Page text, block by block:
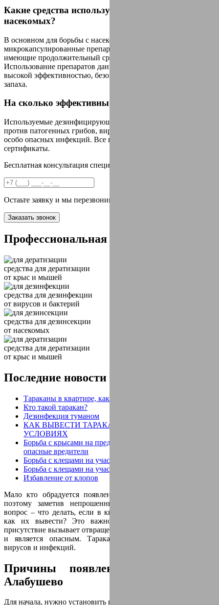
Какие средства используются для уничтожения
насекомых?
В основном для борьбы с насекомыми используются
микрокапсулированные препараты контактного действия,
имеющие продолжительный срок остаточного воздействия.
Использование препаратов данного типа обусловлено
высокой эффективностью, безопасностью и отсутствием
запаха.
На сколько эффективны применяемые средства?
Используемые дезинфицирующие средства эффективны
против патогенных грибов, вирусов, бактерий, возбудителей
особо опасных инфекций. Все препараты имеют необходимые
сертификаты.
Бесплатная консультация специалиста
Остаьте заявку и мы перезвоним вам в течении 2х минут
Заказать звонок
Профессиональная
средства для дератизации
от крыс и мышей
средства для дезинфекции
от вирусов и бактерий
средства для дезинсекции
от насекомых
средства для дератизации
от крыс и мышей
Последние новости
Тараканы в квартире, как избавиться в домашних
Кто такой таракан?
Дезинфекция туманом
КАК ВЫВЕСТИ ТАРАКАНОВ В ДОМАШНИХ
УСЛОВИЯХ
Борьба с крысами на предприятии. Грызуны - это самые
опасные вредители
Борьба с клещами на участке
Борьба с клещами на участке
Избавление от клопов
Мало кто обрадуется появлению в своем доме тараканов,
поэтому заметив непрошенных гостей, все задают один
вопрос – что делать, если в квартире появились тараканы и
как их вывести? Это важно не только потому, что их
присутствие вызывает отвращение и лишает дом комфорта, но
и является опасным. Тараканы – переносчики опасных
вирусов и инфекций.
Причины появления тараканов в
Алабушево
Для начала, нужно установить причину появления насекомых.